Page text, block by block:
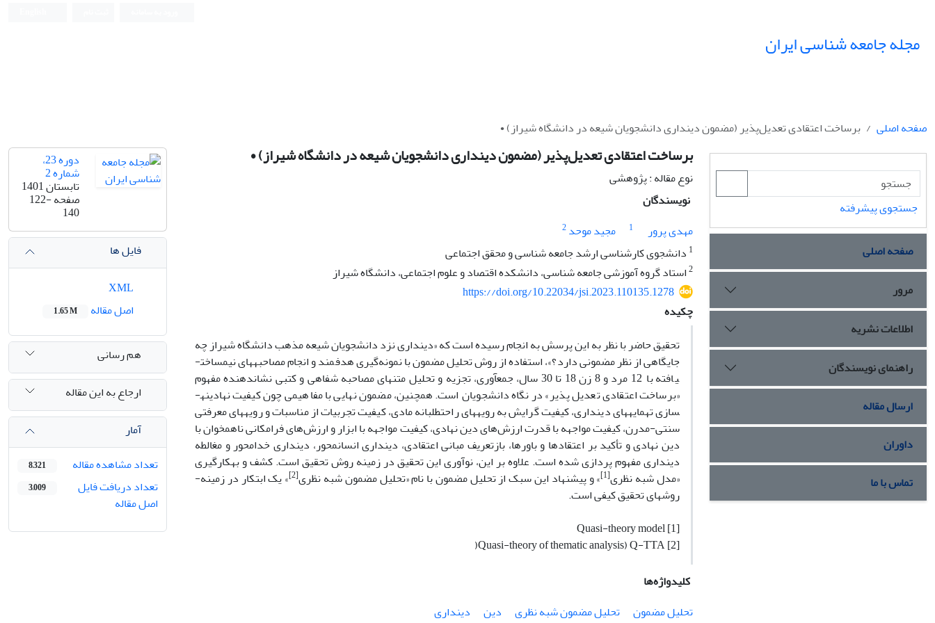
مجله جامعه شناسی ایران
صفحه اصلی برساخت اعتقادی تعدیل‌پذیر (مضمون دینداری دانشجویان شیعه در دانشگاه شیراز) •
برساخت اعتقادی تعدیل‌پذیر (مضمون دینداری دانشجویان شیعه در دانشگاه شیراز) •
نوع مقاله : پژوهشی
نویسندگان
مهدی پرور
1 مجید موحد2
1 دانشجوی کارشناسی ارشد جامعه شناسی و محقق اجتماعی
2استاد گروه آموزشی جامعه شناسی، دانشکده اقتصاد و علوم اجتماعی، دانشگاه شیراز
https://doi.org/10.22034/jsi.2023.110135.1278
چکیده
تحقیق حاضر با نظر به این پرسش به انجام رسیده است که «دینداری نزد دانشجویان شیعه مذهب دانشگاه شیراز چه
جایگاهی از نظر مضمونی دارد؟»، استفاده از روش تحلیل مضمون با نمونه‌گیری هدفمند و انجام مصاحبه­های نیم­ساخت­
یافته با 12 مرد و 8 زن 18 تا 30 سال، جمع­آوری، تجزیه­ و تحلیل متن­های مصاحبه شفاهی و کتبی نشان­دهنده مفهوم
«برساخت اعتقادی تعدیل پذیر» در نگاه دانشجویان است. همچنین، مضمون نهایی با مفاهیمی چون کیفیت نهادینه­
سازی ته­مایه­های دینداری، کیفیت گرایش­ به رویه­های راحت­طلبانه مادی، کیفیت تجربیات از مناسبات و رویه­های معرفتی
سنتی­-­مدرن، کیفیت مواجهه با قدرت ارزش‌های دین نهادی، کیفیت مواجهه با ابزار و ارزش‌های فرامکانی ناهمخوان با
دین نهادی و تأکید بر اعتقادها و باورها، بازتعریف مبانی اعتقادی، دینداری انسان­محور، دینداری خدا­محور و مغالطه
دینداری مفهوم پردازی شده است. علاوه بر این، نوآوری این تحقیق در زمینه روش تحقیق است. کشف و به­کارگیری
«مدل شبه نظری[1] » و پیشنهاد این سبک از تحلیل مضمون با نام «تحلیل مضمون شبه نظری[2]» یک ابتکار در زمینه­
روش­های تحقیق کیفی است.
[1] Quasi-theory model
[2] Quasi-theory of thematic analysis) Q-TTA(
کلیدواژه‌ها
تحلیل مضمون
تحلیل مضمون شبه نظری دین دینداری
دوره 23،
شماره 2
تابستان 1401
صفحه122-
140
فایل ها
اصل مقاله
1.65 M
هم رسانی
ارجاع به این مقاله
آمار
تعداد مشاهده مقاله
8,321
تعداد دریافت فایل
اصل مقاله
3,009
جستجوی پیشرفته
صفحه اصلی
مرور
اطلاعات نشریه
راهنمای نویسندگان
ارسال مقاله
داوران
تماس با ما